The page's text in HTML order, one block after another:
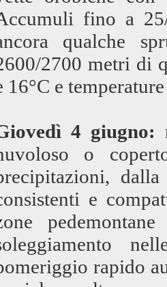
fino a
qualche
2700 metri di
16°C e
4 giugno:
o
e
rapido